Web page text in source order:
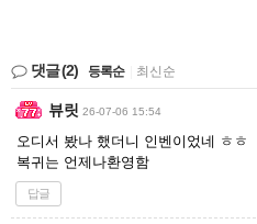
댓글(2) 등록순 최신순
뷰릿 26-07-06 15:54
오디서 봤나 했더니 인벤이었네 ㅎㅎ
복귀는 언제나환영함
답글